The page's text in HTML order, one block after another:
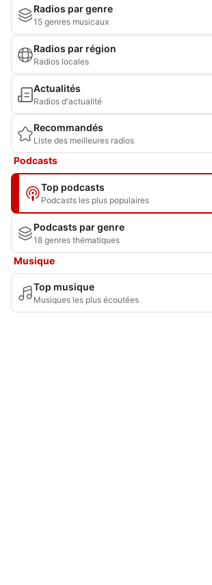
Radios par genre
15 genres musicaux
Radios par région
Radios locales
Actualités
Radios d'actualité
Recommandés
Liste des meilleures radios
Podcasts
Top podcasts
Podcasts les plus populaires
Podcasts par genre
18 genres thématiques
Musique
Top musique
Musiques les plus écoutées